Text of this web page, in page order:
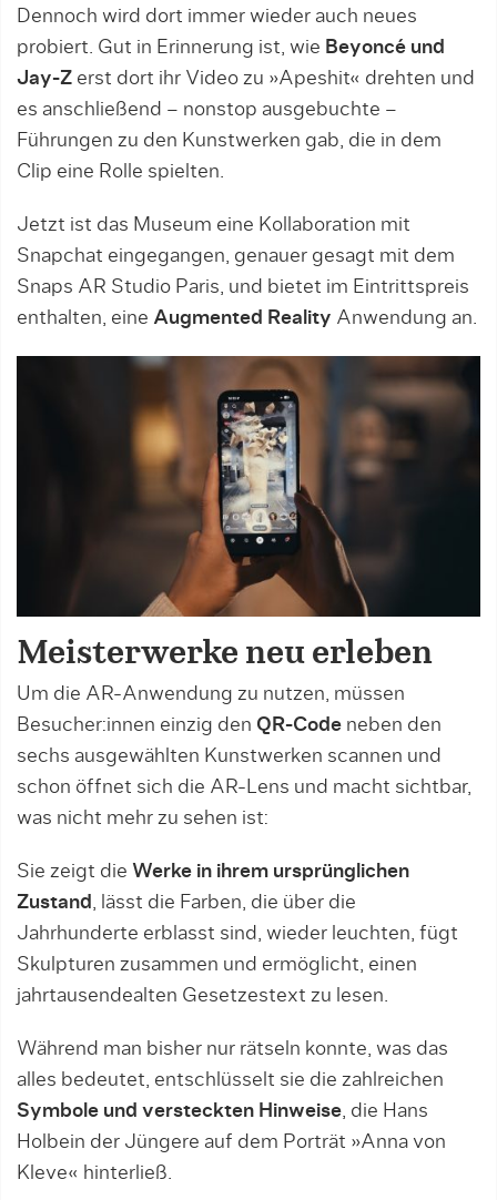
Dennoch wird dort immer wieder auch neues
probiert. Gut in Erinnerung ist, wie Beyoncé und
Jay-Z erst dort ihr Video zu »Apeshit« drehten und
es anschließend – nonstop ausgebuchte –
Führungen zu den Kunstwerken gab, die in dem
Clip eine Rolle spielten.
Jetzt ist das Museum eine Kollaboration mit
Snapchat eingegangen, genauer gesagt mit dem
Snaps AR Studio Paris, und bietet im Eintrittspreis
enthalten, eine Augmented Reality Anwendung an.
Meisterwerke neu erleben
Um die AR-Anwendung zu nutzen, müssen
Besucher:innen einzig den QR-Code neben den
sechs ausgewählten Kunstwerken scannen und
schon öffnet sich die AR-Lens und macht sichtbar,
was nicht mehr zu sehen ist:
Sie zeigt die Werke in ihrem ursprünglichen
Zustand , lässt die Farben, die über die
Jahrhunderte erblasst sind, wieder leuchten, fügt
Skulpturen zusammen und ermöglicht, einen
jahrtausendealten Gesetzestext zu lesen.
Während man bisher nur rätseln konnte, was das
alles bedeutet, entschlüsselt sie die zahlreichen
Symbole und versteckten Hinweise, die Hans
Holbein der Jüngere auf dem Porträt »Anna von
Kleve« hinterließ.